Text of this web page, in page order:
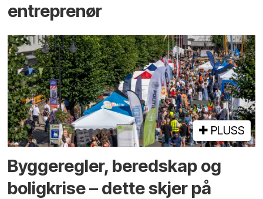
entreprenør
PLUSS
Bygge­regler, beredskap og
bolig­krise – dette skjer på